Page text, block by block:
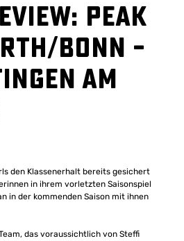
PEAK
Bonn –
am
den Klassenerhalt bereits gesichert
in ihrem vorletzten Saisonspiel
in der kommenden Saison mit ihnen
das voraussichtlich von Steffi